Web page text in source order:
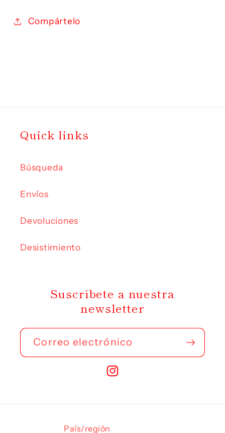
Compártelo
Quick links
Búsqueda
Envíos
Devoluciones
Desistimiento
Suscríbete a nuestra
newsletter
Correo electrónico
Instagram
País/región